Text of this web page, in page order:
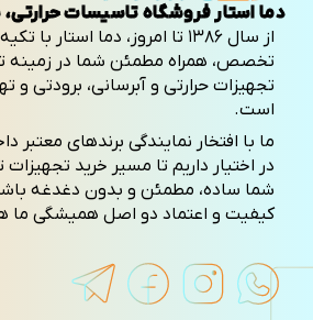
دما استار فروشگاه تاسیسات
از سال ۱۳۸۶ تا امروز، دما استار با
تخصص، همراه مطمئن شما در
تجهیزات حرارتی و آبرسانی، برودتی و
است.
ما با افتخار نمایندگی برندهای معتبر
در اختیار داریم تا مسیر خرید
شما ساده، مطمئن و بدون دغدغه
کیفیت و اعتماد دو اصل همیشگی ما